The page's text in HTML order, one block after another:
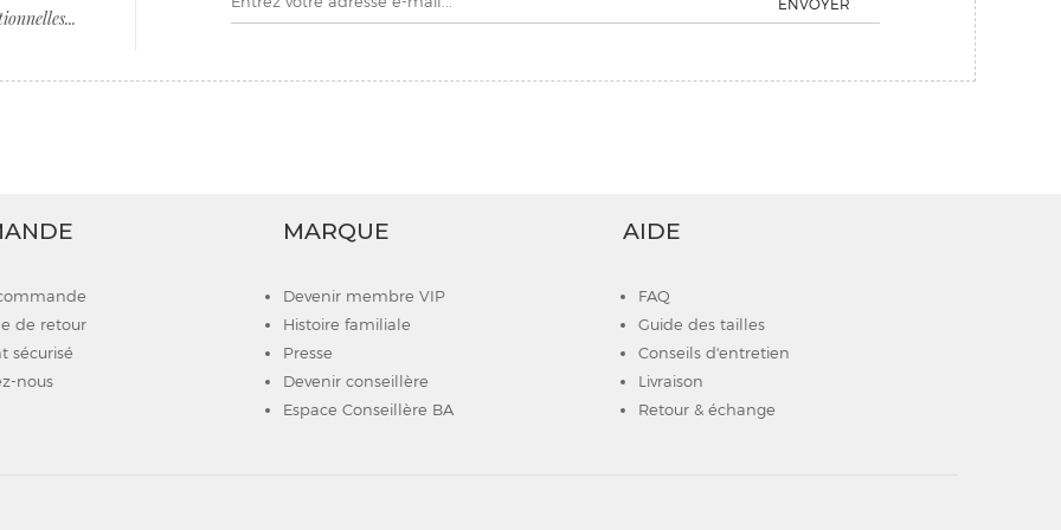
ENVOYER
de retour
sécurisé
nous
MARQUE
Devenir membre VIP
Histoire familiale
Presse
Devenir conseillère
Espace Conseillère BA
AIDE
FAQ
Guide des tailles
Conseils d'entretien
Livraison
Retour & échange